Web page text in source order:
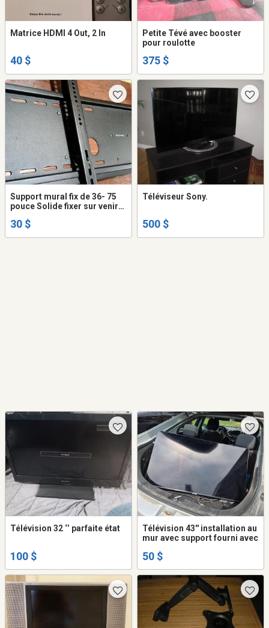
Matrice HDMI 4 Out, 2 In
40 $
Petite Tévé avec booster
pour roulotte
375 $
Support mural fix de 36- 75
pouce Solide fixer sur venir
30 $
Téléviseur Sony.
500 $
Télévision 32 ‘’ parfaite état
100 $
Télévision 43'' installation au
mur avec support fourni avec
50 $